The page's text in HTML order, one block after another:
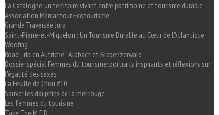
La Catalogne, un territoire vivant entre patrimoine et tourisme durable
Association Mercantour Ecotourisme
Grande Traversée Jura
Saint-Pierre-et-Miquelon : Un Tourisme Durable au Cœur de l'Atlantique
Woofing
Road Trip en Autriche : Alpbach et Bregenzerwald
Dossier spécial Femmes du tourisme: portraits inspirants et réflexions sur
l'égalité des sexes
La Feuille de Chou #10
Sauver les dauphins de la mer rouge
Les femmes du tourisme
Take The M.E.D